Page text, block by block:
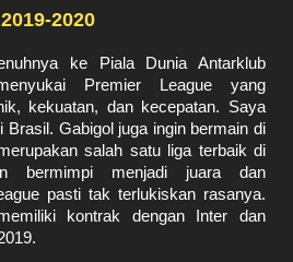
2019-2020
ke Piala Dunia Antarklub
Premier League yang
kekuatan, dan kecepatan. Saya
Brasil. Gabigol juga ingin bermain di
salah satu liga terbaik di
bermimpi menjadi juara dan
pasti tak terlukiskan rasanya.
kontrak dengan Inter dan